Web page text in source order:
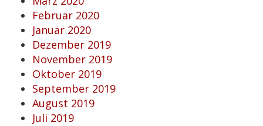
Februar 2020
Januar 2020
Dezember 2019
November 2019
Oktober 2019
September 2019
August 2019
Juli 2019